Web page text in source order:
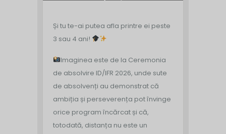
Și tu te-ai putea afla printre ei peste
3 sau 4 ani!
Imaginea este de la Ceremonia
de absolvire ID/IFR 2026, unde sute
de absolvenți au demonstrat că
ambiția și perseverența pot învinge
orice program încărcat și că,
totodată, distanța nu este un